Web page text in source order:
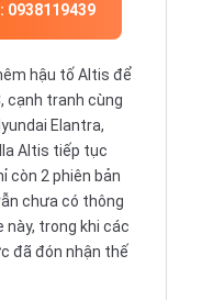
0938119439
hậu tố Altis để
cạnh tranh cùng
Elantra,
Altis tiếp tục
còn 2 phiên bản
chưa có thông
này, trong khi các
đã đón nhận thế